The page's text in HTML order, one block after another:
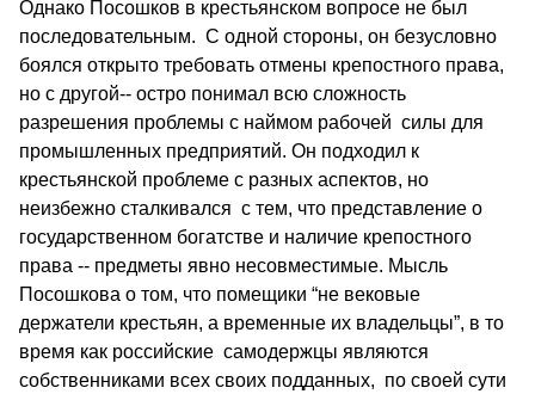
Однако Посошков в крестьянском вопросе не был
последовательным. С одной стороны, он безусловно
боялся открыто требовать отмены крепостного права,
но с другой-- остро понимал всю сложность
разрешения проблемы с наймом рабочей силы для
промышленных предприятий. Он подходил к
крестьянской проблеме с разных аспектов, но
неизбежно сталкивался с тем, что представление о
государственном богатстве и наличие крепостного
права -- предметы явно несовместимые. Мысль
Посошкова о том, что помещики “не вековые
держатели крестьян, а временные их владельцы”, в то
время как российские самодержцы являются
собственниками всех своих подданных, по своей сути